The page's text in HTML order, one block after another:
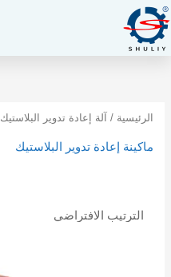
تخطي
إلى
المحتوى
الرئيسية / آلة إعادة تدوير البلاستيك
ماكينة إعادة تدوير البلاستيك